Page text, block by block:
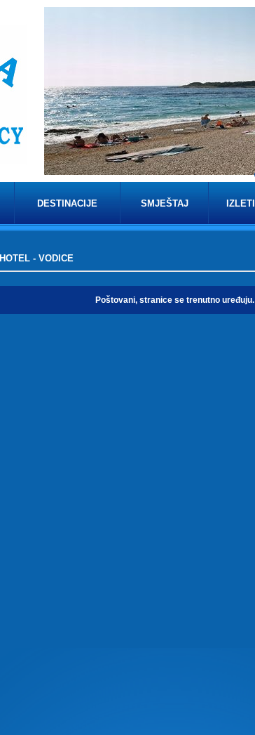
DESTINACIJE SMJEŠTAJ IZLETI
HOTEL - VODICE
Poštovani, stranice se trenutno uređuju.